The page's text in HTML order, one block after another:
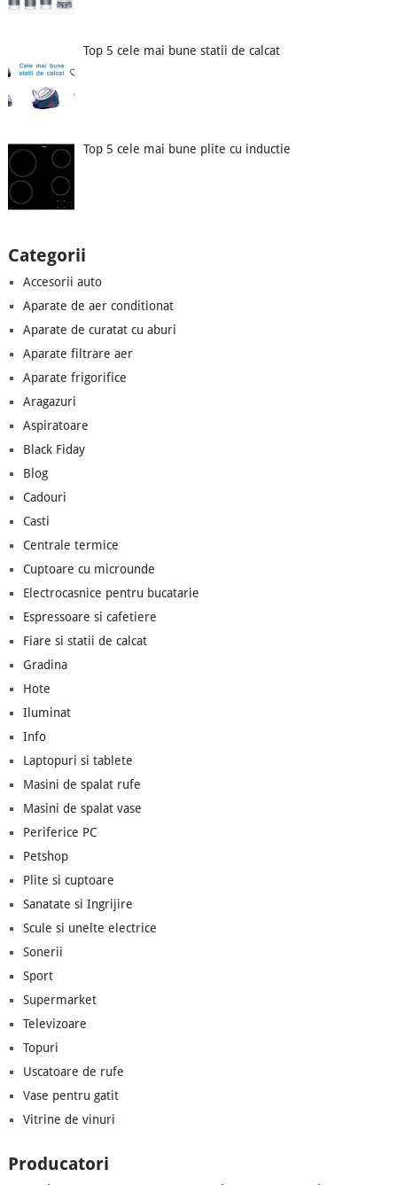
Top 5 cele mai bune statii de calcat
Top 5 cele mai bune plite cu inductie
Categorii
Accesorii auto
Aparate de aer conditionat
Aparate de curatat cu aburi
Aparate filtrare aer
Aparate frigorifice
Aragazuri
Aspiratoare
Black Fiday
Blog
Cadouri
Casti
Centrale termice
Cuptoare cu microunde
Electrocasnice pentru bucatarie
Espressoare si cafetiere
Fiare si statii de calcat
Gradina
Hote
Iluminat
Info
Laptopuri si tablete
Masini de spalat rufe
Masini de spalat vase
Periferice PC
Petshop
Plite si cuptoare
Sanatate si Ingrijire
Scule si unelte electrice
Sonerii
Sport
Supermarket
Televizoare
Topuri
Uscatoare de rufe
Vase pentru gatit
Vitrine de vinuri
Producatori